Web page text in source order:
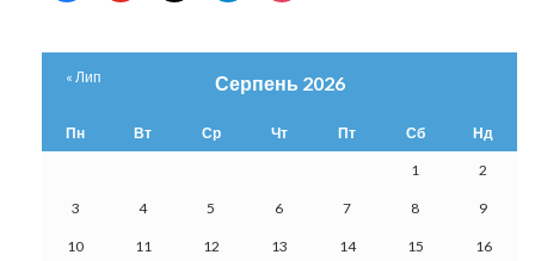
Серпень 2026
Пн Вт Ср Чт Пт Сб Нд
1 2
3 4 5 6 7 8 9
10 11 12 13 14 15 16
« Лип